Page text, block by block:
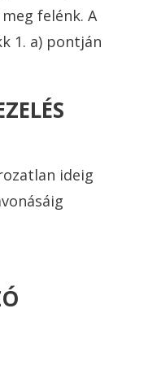
felénk. A
1. a) pontján
ideig